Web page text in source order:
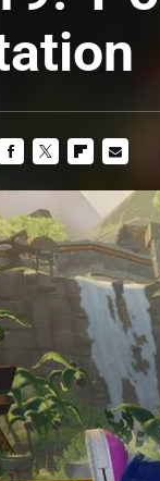
MAIL